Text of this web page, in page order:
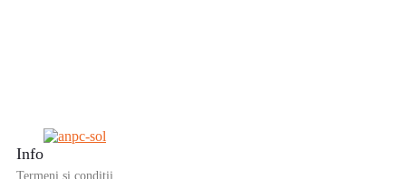
Politica de livrare si retur
Despre noi